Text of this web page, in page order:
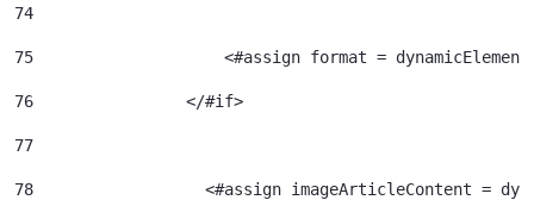
74
75
<#assign format =
76
                </#if>
77
78
<#assign imageArticleContent =